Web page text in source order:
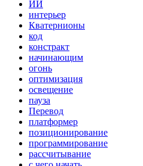
ИИ
интерьер
Кватернионы
код
констракт
начинающим
огонь
оптимизация
освещение
пауза
Перевод
платформер
позиционирование
программирование
рассчитывание